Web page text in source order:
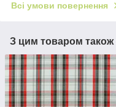
Всі умови повернення
З цим товаром